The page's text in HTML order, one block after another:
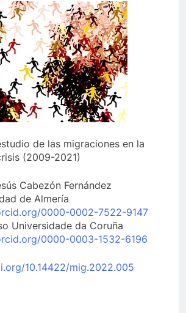
de las migraciones en la
(2009-2021)
Cabezón Fernández
de Almería
0000-0002-7522-9147
Universidade da Coruña
0000-0003-1532-6196
10.14422/mig.2022.005